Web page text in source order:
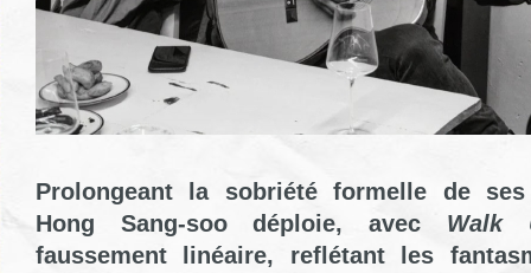
Prolongeant la sobriété formelle de
Hong Sang-soo déploie, avec Walk
faussement linéaire, reflétant les